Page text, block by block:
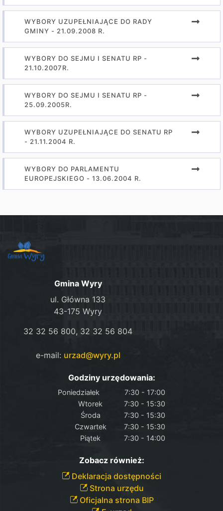
WYBORY UZUPEŁNIAJĄCE DO RADY
GMINY - 21.09.2008 R.
WYBORY DO SEJMU I SENATU RP -
21.10.2007R.
WYBORY DO SEJMU I SENATU RP -
25.09.2005R.
WYBORY UZUPEŁNIAJĄCE DO SENATU RP
- 21.11.2004 R.
WYBORY DO PARLAMENTU
EUROPEJSKIEGO - 13.06.2004 R.
Gmina Wyry
ul. Główna 133
43-175 Wyry
32 32 56 800, 32 32 56 804
e-mail: urzad@wyry.pl
Godziny urzędowania:
Poniedziałek
7:30 - 17:00
Wtorek
7:30 - 15:30
Środa
7:30 - 15:30
Czwartek
7:30 - 15:30
Piątek
7:30 - 14:00
Zobacz również:
Deklaracja dostępności
Strona urzędu
Oficjalna strona BIP